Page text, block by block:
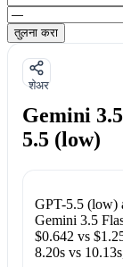
तुलना करा
शेअर
Gemini
5.5 (low)
GPT-5.5 (low)
Gemini 3.5
$0.642 vs
8.20svs 10.13s